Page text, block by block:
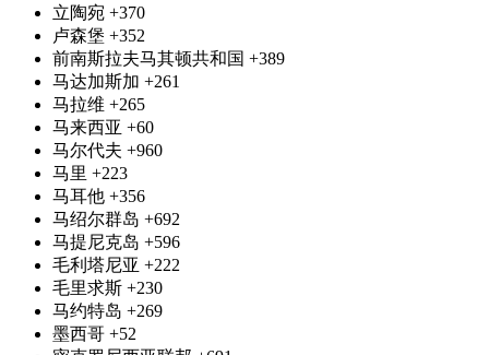
立陶宛 +370
卢森堡 +352
前南斯拉夫马其顿共和国 +389
马达加斯加 +261
马拉维 +265
马来西亚 +60
马尔代夫 +960
马里 +223
马耳他 +356
马绍尔群岛 +692
马提尼克岛 +596
毛利塔尼亚 +222
毛里求斯 +230
马约特岛 +269
墨西哥 +52